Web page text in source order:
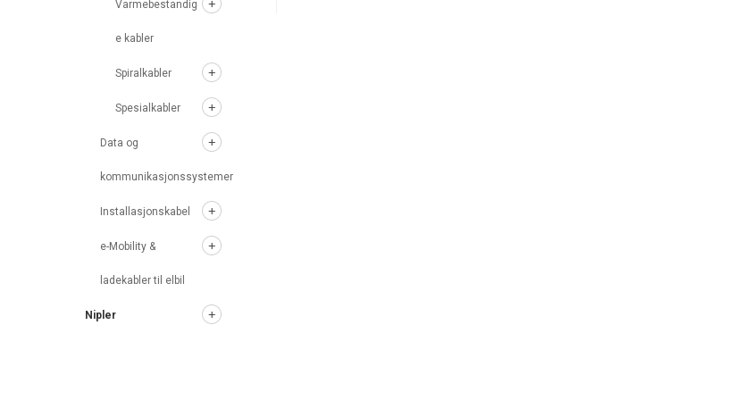
Varmebestandig
e kabler
Spiralkabler
Spesialkabler
Data og
kommunikasjonssystemer
Installasjonskabel
e-Mobility &
ladekabler til elbil
Nipler